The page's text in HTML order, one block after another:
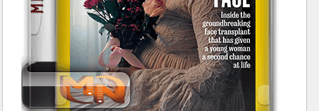
گردشگری
مسابقات / ورزشی
مستند های اختصاصی